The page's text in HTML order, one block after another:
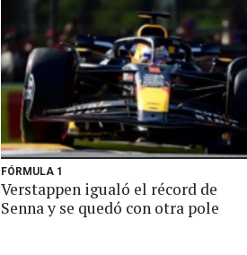
FÓRMULA 1
Verstappen igualó el récord de
Senna y se quedó con otra pole